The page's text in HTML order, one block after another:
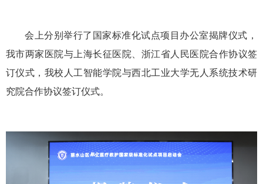
会上分别举行了国家标准化试点项目办公室揭牌仪式，
我市两家医院与上海长征医院、浙江省人民医院合作协议签
订仪式，我校人工智能学院与西北工业大学无人系统技术研
究院合作协议签订仪式。